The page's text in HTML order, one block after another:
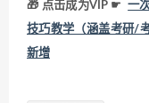
🎁 点击成为VIP ☛ 一
技巧教学（涵盖考研/
新增